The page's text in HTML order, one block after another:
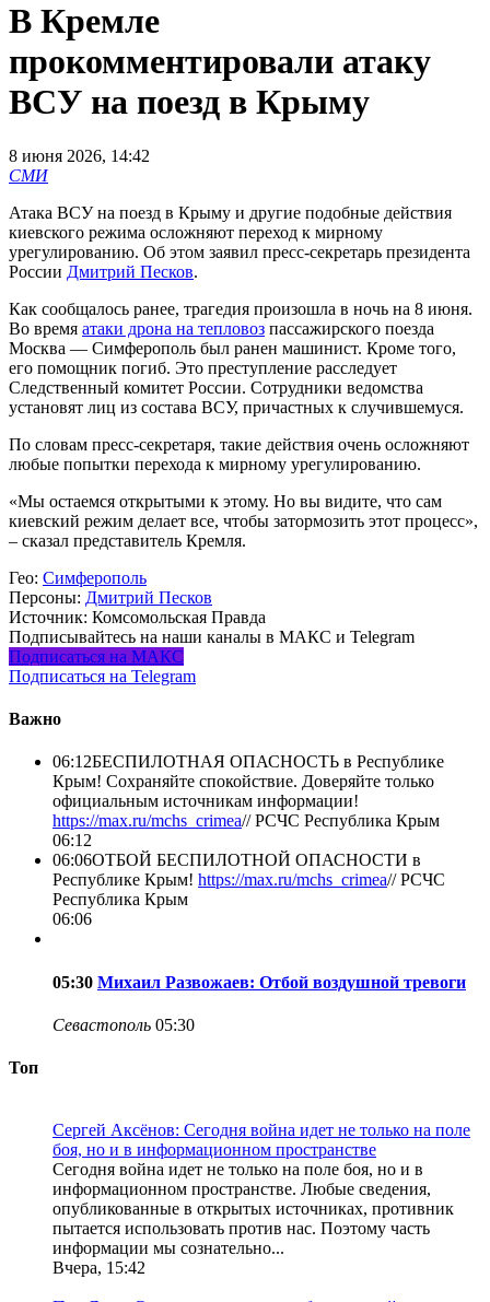
В Кремле
прокомментировали атаку
ВСУ на поезд в Крыму
8 июня 2026, 14:42
СМИ
Атака ВСУ на поезд в Крыму и другие подобные действия
киевского режима осложняют переход к мирному
урегулированию. Об этом заявил пресс-секретарь президента
России Дмитрий Песков.
Как сообщалось ранее, трагедия произошла в ночь на 8 июня.
Во время атаки дрона на тепловоз пассажирского поезда
Москва — Симферополь был ранен машинист. Кроме того,
его помощник погиб. Это преступление расследует
Следственный комитет России. Сотрудники ведомства
установят лиц из состава ВСУ, причастных к случившемуся.
По словам пресс-секретаря, такие действия очень осложняют
любые попытки перехода к мирному урегулированию.
«Мы остаемся открытыми к этому. Но вы видите, что сам
киевский режим делает все, чтобы затормозить этот процесс»,
– сказал представитель Кремля.
Гео: Симферополь
Персоны: Дмитрий Песков
Источник: Комсомольская Правда
Подписывайтесь на наши каналы в МАКС и Telegram
Подписаться на МАКС
Подписаться на Telegram
Важно
06:12БЕСПИЛОТНАЯ ОПАСНОСТЬ в Республике
Крым! Сохраняйте спокойствие. Доверяйте только
официальным источникам информации!
https://max.ru/mchs_crimea//РСЧС Республика Крым
06:12
06:06ОТБОЙ БЕСПИЛОТНОЙ ОПАСНОСТИ в
Республике Крым! https://max.ru/mchs_crimea//РСЧС
Республика Крым
06:06
05:30 Михаил Развожаев: Отбой воздушной тревоги
Севастополь 05:30
Топ
Сергей Аксёнов: Сегодня война идет не только на поле
боя, но и в информационном пространстве
Сегодня война идет не только на поле боя, но и в
информационном пространстве. Любые сведения,
опубликованные в открытых источниках, противник
пытается использовать против нас. Поэтому часть
информации мы сознательно...
Вчера, 15:42